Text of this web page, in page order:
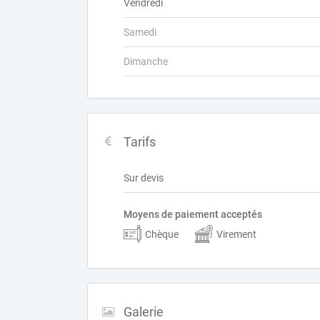
Vendredi
Samedi
Dimanche
Tarifs
Sur devis
Moyens de paiement acceptés
Chèque
Virement
Galerie